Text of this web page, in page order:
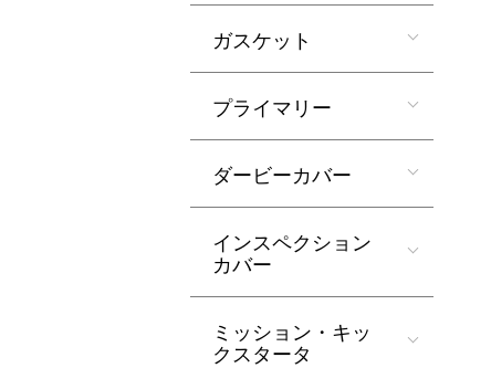
ガスケット
プライマリー
ダービーカバー
インスペクション
カバー
ミッション・キッ
クスタータ